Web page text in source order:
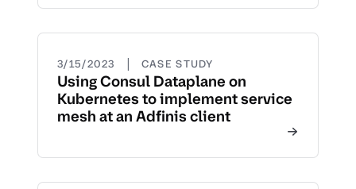
3/15/2023 | CASE STUDY
Using Consul Dataplane on
Kubernetes to implement service
mesh at an Adfinis client